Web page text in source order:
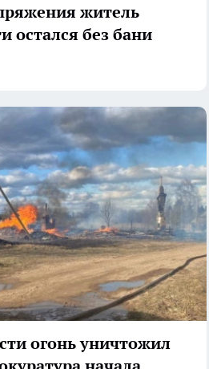
житель
остался без бани
огонь уничтожил